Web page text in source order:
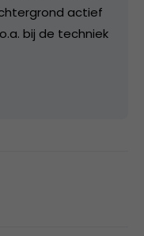
actief
bij de techniek